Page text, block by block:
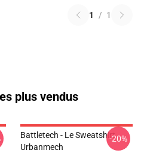
1 / 1
plus vendus
Battletech - Le Sweatshirt
Urbanmech
-20%